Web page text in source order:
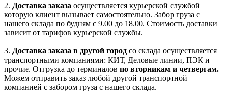
2. Доставка заказа осуществляется курьерской службой
которую клиент вызывает самостоятельно. Забор груза с
нашего склада по будням с 9.00 до 18.00. Стоимость доставки
зависит от тарифов курьерской службы.
3. Доставка заказа в другой город со склада осуществляется
транспортными компаниями: КИТ, Деловые линии, ПЭК и
прочие. Отгрузка до терминалов по вторникам и четвергам.
Можем отправить заказ любой другой транспортной
компанией с забором груза с нашего склада.